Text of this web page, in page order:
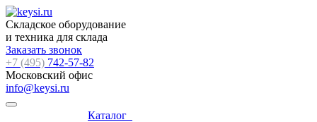
Складское оборудование
и техника для склада
Заказать звонок
+7 (495) 742-57-82
Московский офис
info@keysi.ru
Каталог